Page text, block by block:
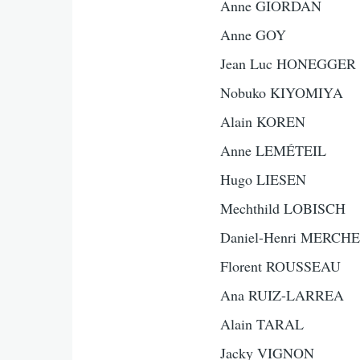
Anne GIORDAN
Anne GOY
Jean Luc HONEGGER
Nobuko KIYOMIYA
Alain KOREN
Anne LEMÉTEIL
Hugo LIESEN
Mechthild LOBISCH
Daniel-Henri
Florent ROUSSEAU
Ana RUIZ-LARREA
Alain TARAL
Jacky VIGNON